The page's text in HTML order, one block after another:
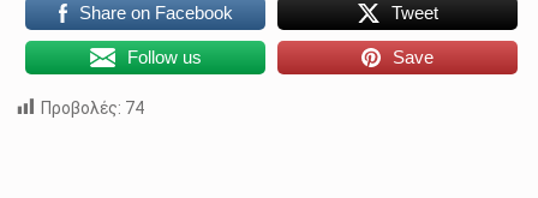
Share on Facebook Tweet
Follow us Save
Προβολές: 74